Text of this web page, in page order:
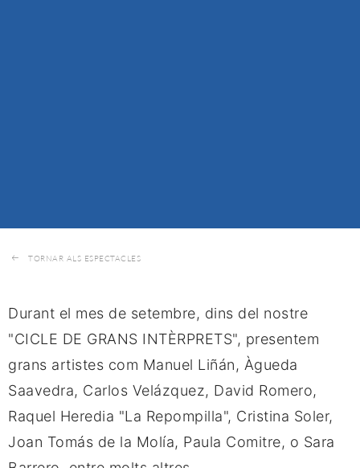
TORNAR ALS ESPECTACLES
Durant el mes de setembre, dins del nostre
"CICLE DE GRANS INTÈRPRETS", presentem
grans artistes com Manuel Liñán, Àgueda
Saavedra, Carlos Velázquez, David Romero,
Raquel Heredia "La Repompilla", Cristina Soler,
Joan Tomás de la Molía, Paula Comitre, o Sara